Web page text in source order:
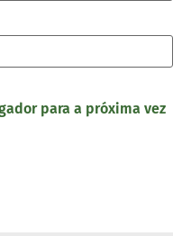
para a próxima vez